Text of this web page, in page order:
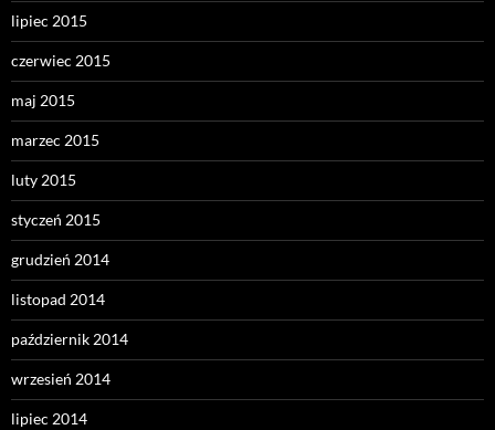
lipiec 2015
czerwiec 2015
maj 2015
marzec 2015
luty 2015
styczeń 2015
grudzień 2014
listopad 2014
październik 2014
wrzesień 2014
lipiec 2014